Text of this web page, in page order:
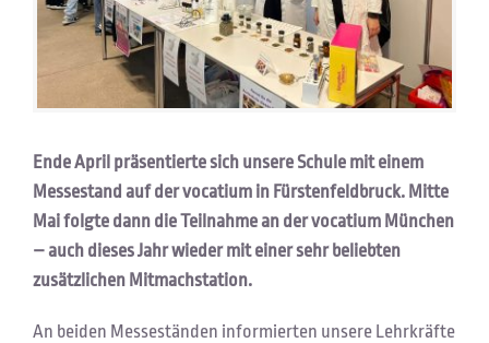
Ende April präsentierte sich unsere Schule mit einem
Messestand auf der vocatium in Fürstenfeldbruck. Mitte
Mai folgte dann die Teilnahme an der vocatium München
– auch dieses Jahr wieder mit einer sehr beliebten
zusätzlichen Mitmachstation.
An beiden Messeständen informierten unsere Lehrkräfte